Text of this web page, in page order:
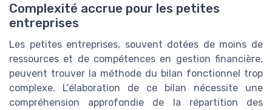
Complexité accrue pour les petites
entreprises
Les petites entreprises, souvent dotées de moins de
ressources et de compétences en gestion financière,
peuvent trouver la méthode du bilan fonctionnel trop
complexe. L'élaboration de ce bilan nécessite une
compréhension approfondie de la répartition des